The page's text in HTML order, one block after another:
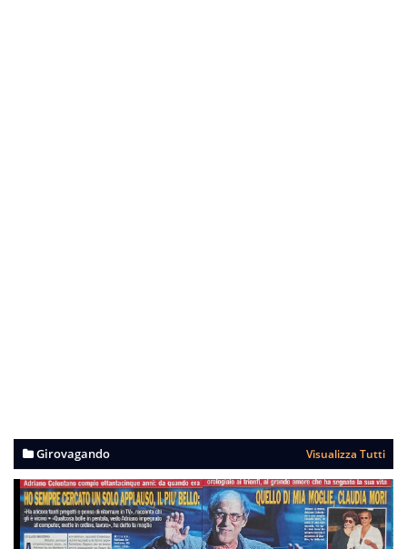
Girovagando Visualizza Tutti